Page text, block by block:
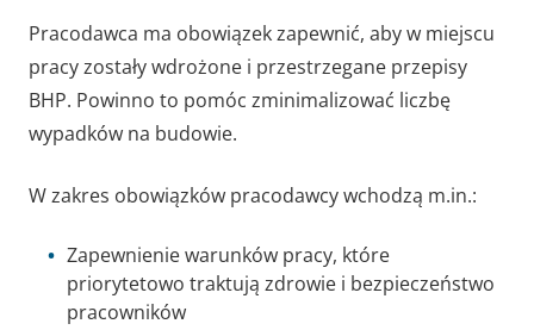
Pracodawca ma obowiązek zapewnić, aby w miejscu
pracy zostały wdrożone i przestrzegane przepisy
BHP. Powinno to pomóc zminimalizować liczbę
wypadków na budowie.
W zakres obowiązków pracodawcy wchodzą m.in.:
Zapewnienie warunków pracy, które
priorytetowo traktują zdrowie i bezpieczeństwo
pracowników